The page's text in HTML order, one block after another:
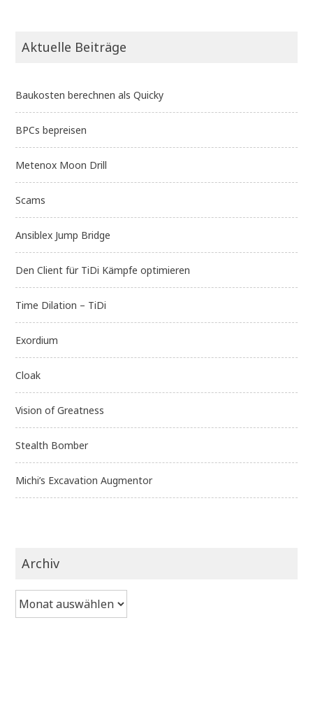
Aktuelle Beiträge
Baukosten berechnen als Quicky
BPCs bepreisen
Metenox Moon Drill
Scams
Ansiblex Jump Bridge
Den Client für TiDi Kämpfe optimieren
Time Dilation – TiDi
Exordium
Cloak
Vision of Greatness
Stealth Bomber
Michi’s Excavation Augmentor
Archiv